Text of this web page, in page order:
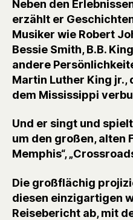
Neben den
erzählt er
Musiker wie Robert
Bessie Smith, B.B.
andere
Martin Luther King jr.,
dem Mississippi
Und er singt und
um den großen, alten
Memphis“,
Die großflächig
diesen einzigartigen
Reisebericht ab, mit